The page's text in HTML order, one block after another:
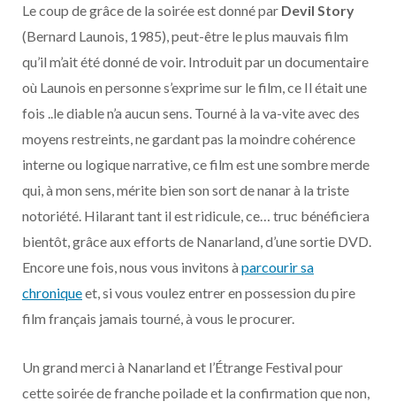
Le coup de grâce de la soirée est donné par Devil Story
(Bernard Launois, 1985), peut-être le plus mauvais film
qu’il m’ait été donné de voir. Introduit par un documentaire
où Launois en personne s’exprime sur le film, ce Il était une
fois ..le diable n’a aucun sens. Tourné à la va-vite avec des
moyens restreints, ne gardant pas la moindre cohérence
interne ou logique narrative, ce film est une sombre merde
qui, à mon sens, mérite bien son sort de nanar à la triste
notoriété. Hilarant tant il est ridicule, ce… truc bénéficiera
bientôt, grâce aux efforts de Nanarland, d’une sortie DVD.
Encore une fois, nous vous invitons à parcourir sa
chroniqueet, si vous voulez entrer en possession du pire
film français jamais tourné, à vous le procurer.
Un grand merci à Nanarland et l’Étrange Festival pour
cette soirée de franche poilade et la confirmation que non,